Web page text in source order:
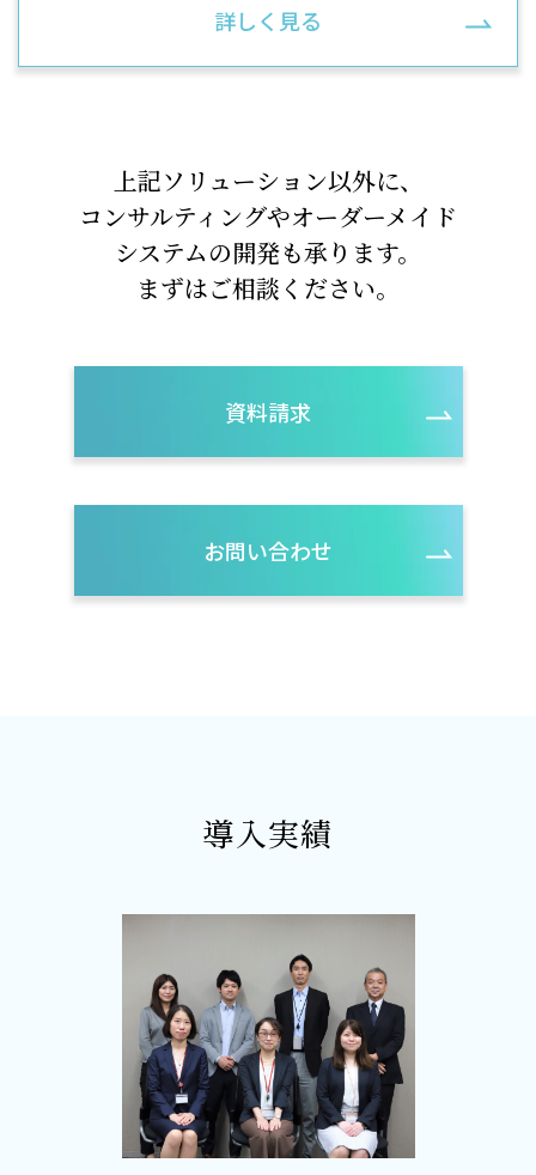
詳しく見る
上記ソリューション以外に、
コンサルティングやオーダーメイド
システムの開発も承ります。
まずはご相談ください。
資料請求
お問い合わせ
導入実績